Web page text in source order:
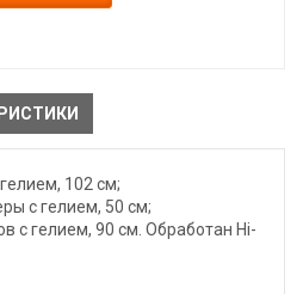
102 см;
с гелием, 50 см;
с гелием, 90 см. Обработан Hi-